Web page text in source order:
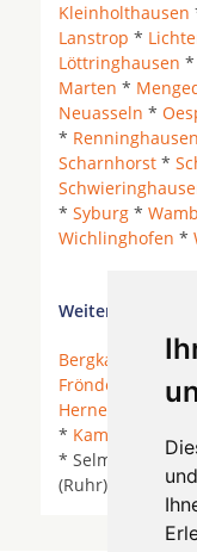
Kleinholthausen
Lanstrop *
Löttringhausen *
Marten *
Neuasseln *
* Renninghausen
Scharnhorst *
* Syburg *
Wichlinghofen *
Weitere Orte in
Bergkamen *
Fröndenberg/
Herne
* Kamen Lünen
* Selm *
Unna*
(Ruhr) * Witten *